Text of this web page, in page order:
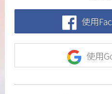
使用
使用